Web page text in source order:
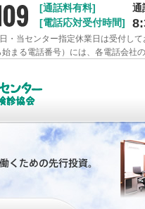
[通話料有料]
[電話応対受付時間]
通
・当センター指定休業日は受付し
まる電話番号）には、各電話会社